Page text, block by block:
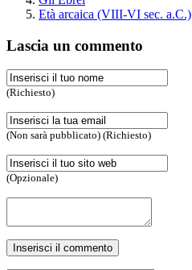
Età arcaica (VIII-VI sec. a.C.)
Lascia un commento
(Richiesto)
(Non sarà pubblicato) (Richiesto)
(Opzionale)